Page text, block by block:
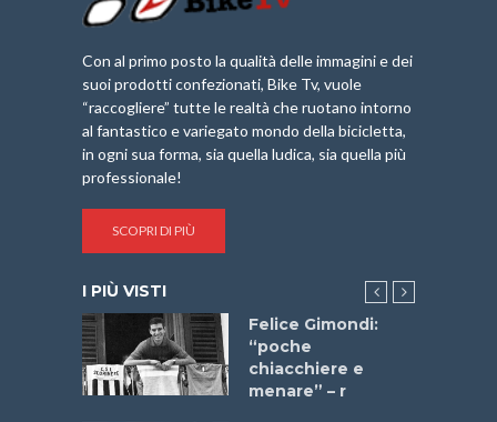
Con al primo posto la qualità delle immagini e dei
suoi prodotti confezionati, Bike Tv, vuole
“raccogliere” tutte le realtà che ruotano intorno
al fantastico e variegato mondo della bicicletta,
in ogni sua forma, sia quella ludica, sia quella più
professionale!
SCOPRI DI PIÙ
I PIÙ VISTI
Felice Gimondi:
“poche
chiacchiere e
menare” – r